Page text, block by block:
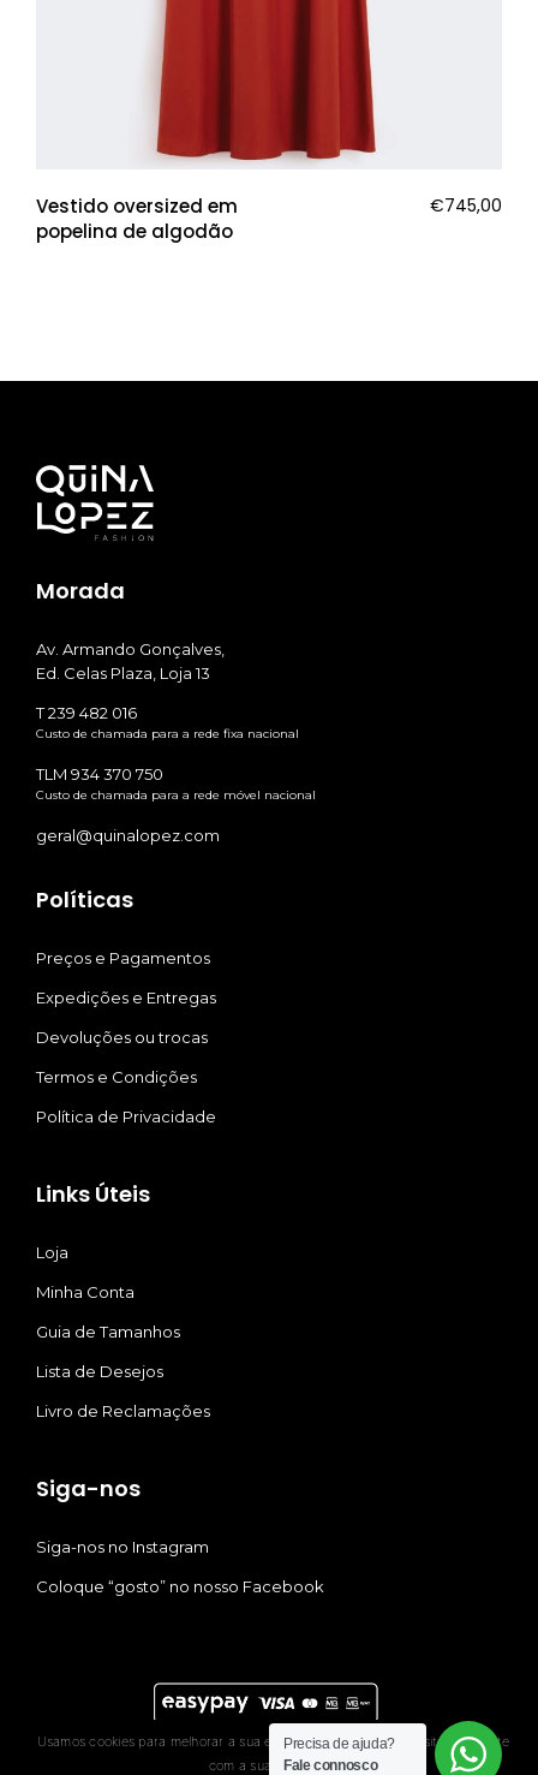
Vestido oversized em
popelina de algodão
€745,00
Morada
Av. Armando Gonçalves,
Ed. Celas Plaza, Loja 13
T 239 482 016
Custo de chamada para a rede fixa nacional
TLM 934 370 750
Custo de chamada para a rede móvel nacional
geral@quinalopez.com
Políticas
Preços e Pagamentos
Expedições e Entregas
Devoluções ou trocas
Termos e Condições
Política de Privacidade
Links Úteis
Loja
Minha Conta
Guia de Tamanhos
Lista de Desejos
Livro de Reclamações
Siga-nos
Siga-nos no Instagram
Coloque “gosto” no nosso Facebook
© 2021 Quina Lopez. Todos os direitos reservados |Rui
Precisa de ajuda?
Fale connosco
Usamos cookies para melhorar a sua experiência. Ao usar este site, consente
com a sua utilização.